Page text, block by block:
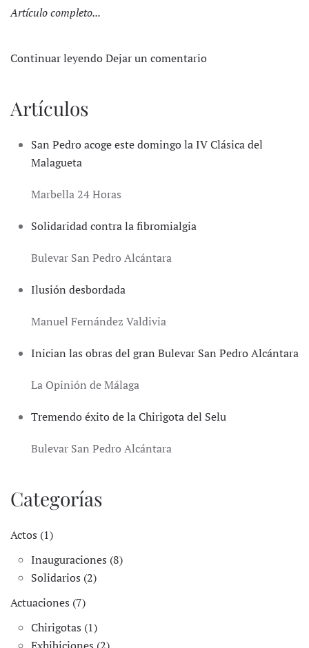
Artículo completo...
Continuar leyendoDejar un comentario
Artículos
San Pedro acoge este domingo la IV Clásica del
Malagueta
Marbella 24 Horas
Solidaridad contra la fibromialgia
Bulevar San Pedro Alcántara
Ilusión desbordada
Manuel Fernández Valdivia
Inician las obras del gran Bulevar San Pedro Alcántara
La Opinión de Málaga
Tremendo éxito de la Chirigota del Selu
Bulevar San Pedro Alcántara
Categorías
Actos (1)
Inauguraciones (8)
Solidarios (2)
Actuaciones (7)
Chirigotas (1)